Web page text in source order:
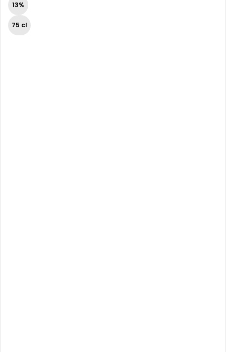
13%
75 cl